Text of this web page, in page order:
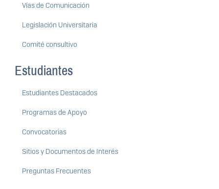
Vías de Comunicación
Legislación Universitaria
Comité consultivo
Estudiantes
Estudiantes Destacados
Programas de Apoyo
Convocatorias
Sitios y Documentos de Interés
Preguntas Frecuentes